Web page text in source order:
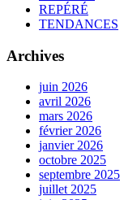
REPÉRÉ
TENDANCES
Archives
juin 2026
avril 2026
mars 2026
février 2026
janvier 2026
octobre 2025
septembre 2025
juillet 2025